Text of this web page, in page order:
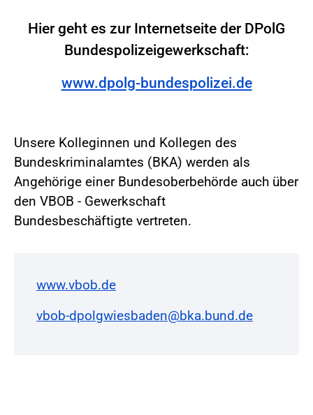
Hier geht es zur Internetseite der DPolG
Bundespolizeigewerkschaft:
www.dpolg-bundespolizei.de
Unsere Kolleginnen und Kollegen des
Bundeskriminalamtes (BKA) werden als
Angehörige einer Bundesoberbehörde auch über
den VBOB - Gewerkschaft
Bundesbeschäftigte vertreten.
www.vbob.de
vbob-dpolgwiesbaden@bka.bund.de